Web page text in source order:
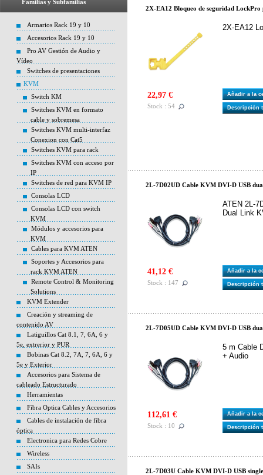
Familias y Subfamilias
Armarios Rack 19 y 10
Accesorios Rack 19 y 10
Pro AV Gestión de Audio y
Vídeo
Switches de presentaciones
KVM
Switch KM
Switches KVM en formato
cable y sobremesa
Switches KVM multi-interfaz
Conexion con Cat5
Switches KVM para rack
Switches KVM con acceso por
IP
Switches de red para KVM IP
Consolas LCD
Consolas LCD con switch
KVM
Módulos y accesorios para
KVM
Cables para KVM ATEN
Soportes y Accesorios para
rack KVM ATEN
Remote Control & Monitoring
Solutions
KVM Extender
Creación y streaming de
contenido AV
Latiguillos Cat 8.1, 7, 6A, 6 y
5e, extrerior y PUR
Bobinas Cat 8.2, 7A, 7, 6A, 6 y
5e y Exterior
Accesorios para Sistema de
cableado Estructurado
Herramientas
Fibra Optica Cables y Accesorios
Cables de instalación de fibra
óptica
Electronica para Redes Cobre
Wireless
SAIs
2X-EA12 Bloqueo de seguridad
2X-EA12
22,97 €
Stock : 54
Añadir a la
Descripción
2L-7D02UD Cable KVM DVI-D USB
ATEN 2L-
Dual Link
41,12 €
Stock : 147
Añadir a la
Descripción
2L-7D05UD Cable KVM DVI-D USB
5 m Cable
+ Audio
112,61 €
Stock : 10
Añadir a la
Descripción
2L-7D03U Cable KVM DVI-D USB